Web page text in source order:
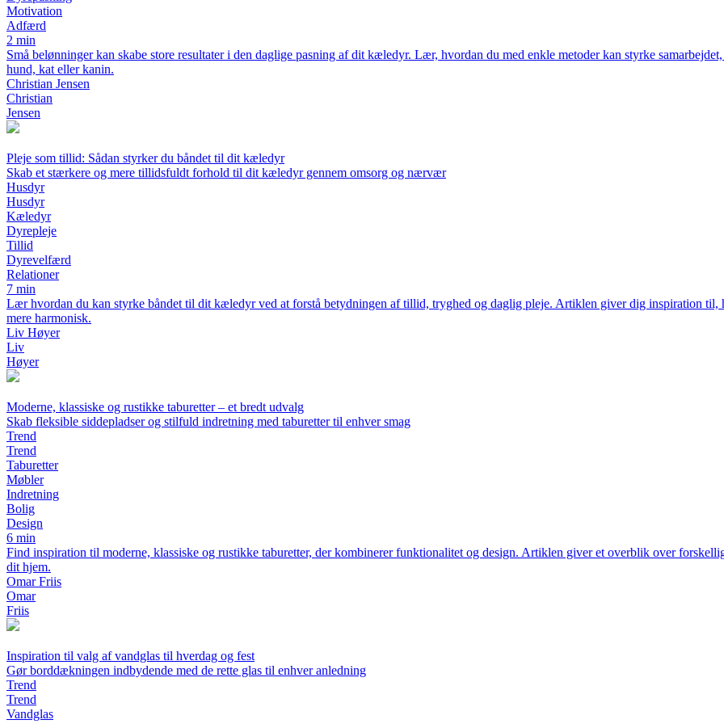
Motivation
Adfærd
2 min
Små belønninger kan skabe store resultater i den daglige pasning af dit kæledyr. Lær, hvordan du med enkle metoder kan styrke
hund, kat eller kanin.
Christian Jensen
Christian
Jensen
Pleje som tillid: Sådan styrker du båndet til dit kæledyr
Skab et stærkere og mere tillidsfuldt forhold til dit kæledyr gennem omsorg og nærvær
Husdyr
Husdyr
Kæledyr
Dyrepleje
Tillid
Dyrevelfærd
Relationer
7 min
Lær hvordan du kan styrke båndet til dit kæledyr ved at forstå betydningen af tillid, tryghed og daglig pleje. Artiklen giver dig inspiration til,
mere harmonisk.
Liv Høyer
Liv
Høyer
Moderne, klassiske og rustikke taburetter – et bredt udvalg
Skab fleksible siddepladser og stilfuld indretning med taburetter til enhver smag
Trend
Trend
Taburetter
Møbler
Indretning
Bolig
Design
6 min
Find inspiration til moderne, klassiske og rustikke taburetter, der kombinerer funktionalitet og design. Artiklen giver et overblik over
dit hjem.
Omar Friis
Omar
Friis
Inspiration til valg af vandglas til hverdag og fest
Gør borddækningen indbydende med de rette glas til enhver anledning
Trend
Trend
Vandglas